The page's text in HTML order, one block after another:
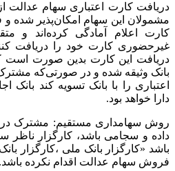
مشمولان این سهام امکان‌پذیر شده و
کارت اعلام آمادگی کرده‌اند و
غیرحضوری کارت خود را دریافت
دریافت این کارت بدین صورت است
بانک وثیقه شده و در صورتی‌که مشترک
اعتباری را با بانک تسویه کند
دارا خواهد بود.
روش سهامداری مستقیم: مشترک در
داده و سجامی باشد، کارگزار ناظر
باشد «کارگزار بانک ملی ،کارگزار
فروش سهام عدالت اقدام نکرده باشد.